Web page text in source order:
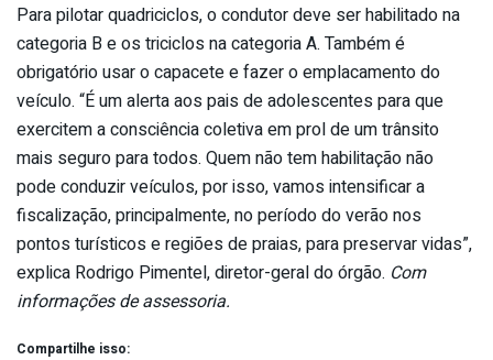
Para pilotar quadriciclos, o condutor deve ser habilitado na
categoria B e os triciclos na categoria A. Também é
obrigatório usar o capacete e fazer o emplacamento do
veículo. “É um alerta aos pais de adolescentes para que
exercitem a consciência coletiva em prol de um trânsito
mais seguro para todos. Quem não tem habilitação não
pode conduzir veículos, por isso, vamos intensificar a
fiscalização, principalmente, no período do verão nos
pontos turísticos e regiões de praias, para preservar vidas”,
explica Rodrigo Pimentel, diretor-geral do órgão. Com
informações de assessoria.
Compartilhe isso: